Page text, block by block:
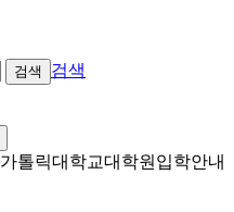
검색
검색
가톨릭대학교대학원입학안내